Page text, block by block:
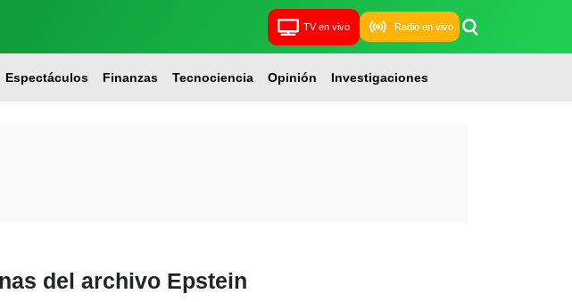
TV en vivo Radio en vivo
Espectáculos Finanzas Tecnociencia Opinión Investigaciones
del archivo Epstein